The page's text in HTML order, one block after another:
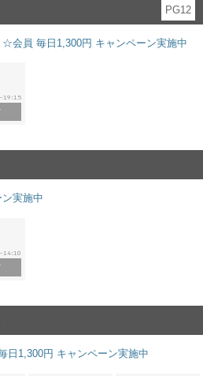
PG12
会員 毎日1,300円 キャンペーン実施中
~19:15
実施中
~14:10
1,300円 キャンペーン実施中